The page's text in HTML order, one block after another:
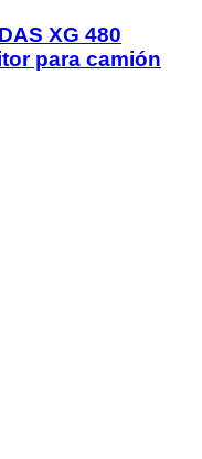
XG 480
para camión